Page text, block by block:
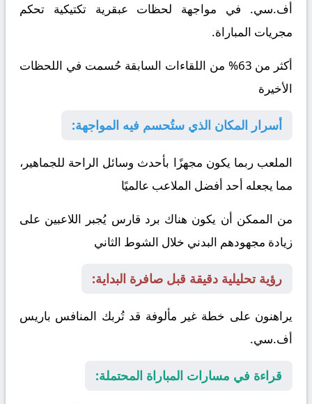
أف.سي. في مواجهة لحظات عبقرية تكتيكية تحكم
مجريات المباراة.
أكثر من 63% من اللقاءات السابقة حُسمت في اللحظات
الأخيرة
أسرار المكان الذي ستُحسم فيه المواجهة:
الملعب ربما يكون مجهزًا بأحدث وسائل الراحة للجماهير،
مما يجعله أحد أفضل الملاعب عالميًا
من الممكن أن يكون هناك برد قارس يُجبر اللاعبين على
زيادة مجهودهم البدني خلال الشوط الثاني
رؤية تحليلية دقيقة قبل صافرة البداية:
يراهنون على خطة غير مألوفة قد تُربك المنافس باريس
أف.سي.
قراءة في مسارات المباراة المحتملة: